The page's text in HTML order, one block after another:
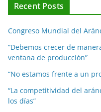
Recent Posts
Congreso Mundial del
“Debemos crecer de
ventana de producción”
“No estamos frente a un
“La competitividad del
los días”